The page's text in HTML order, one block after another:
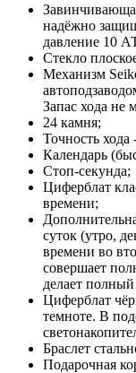
надёжно
давление 10
Стекло
Механизм
Запас хода не
24 камня;
Точность хода
Календарь
Стоп-секунда;
Циферблат
времени;
суток (утро,
времени во
совершает
делает полный
Циферблат
темноте. В
Браслет
Подарочная